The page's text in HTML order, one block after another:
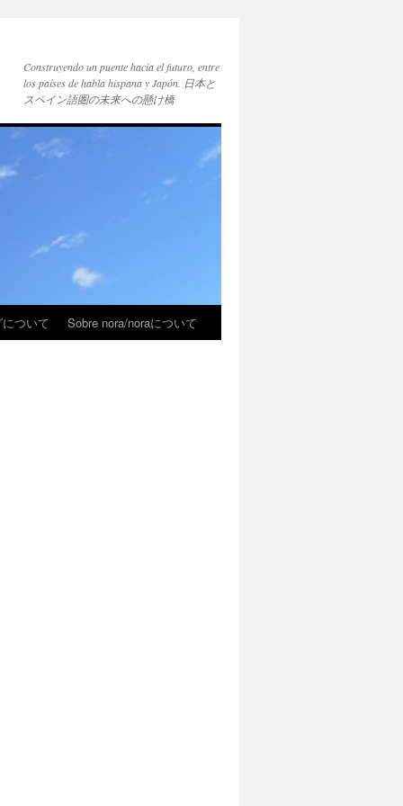
Construyendo un puente hacia el futuro, entre
los países de habla hispana y Japón. 日本と
スペイン語圏の未来への懸け橋
ついて Sobre nora/noraについて